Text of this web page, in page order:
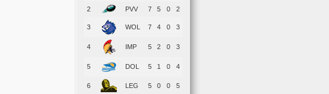
2 PVV 7 5 0 2
3 WOL 7 4 0 3
4 IMP 5 2 0 3
5 DOL 5 1 0 4
6 LEG 5 0 0 5